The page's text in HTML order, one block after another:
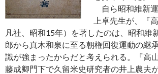
自ら昭和維新
上卓先生が、『
凡社、昭和15年）を著したのは、昭和維
郎から真木和泉に至る朝権回復運動の継
識が強まったからだと考えられる。『高
藤成卿門下で久留米史研究者の井上農夫